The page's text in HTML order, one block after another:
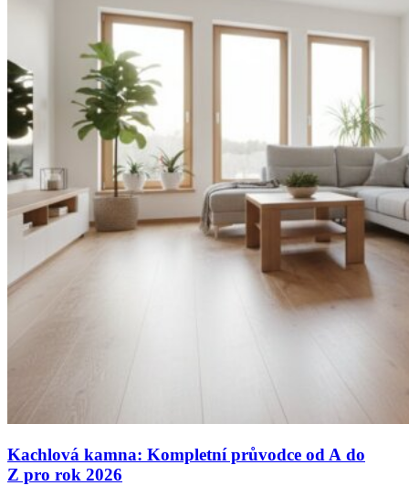
Kachlová kamna: Kompletní průvodce od A do
Z pro rok 2026